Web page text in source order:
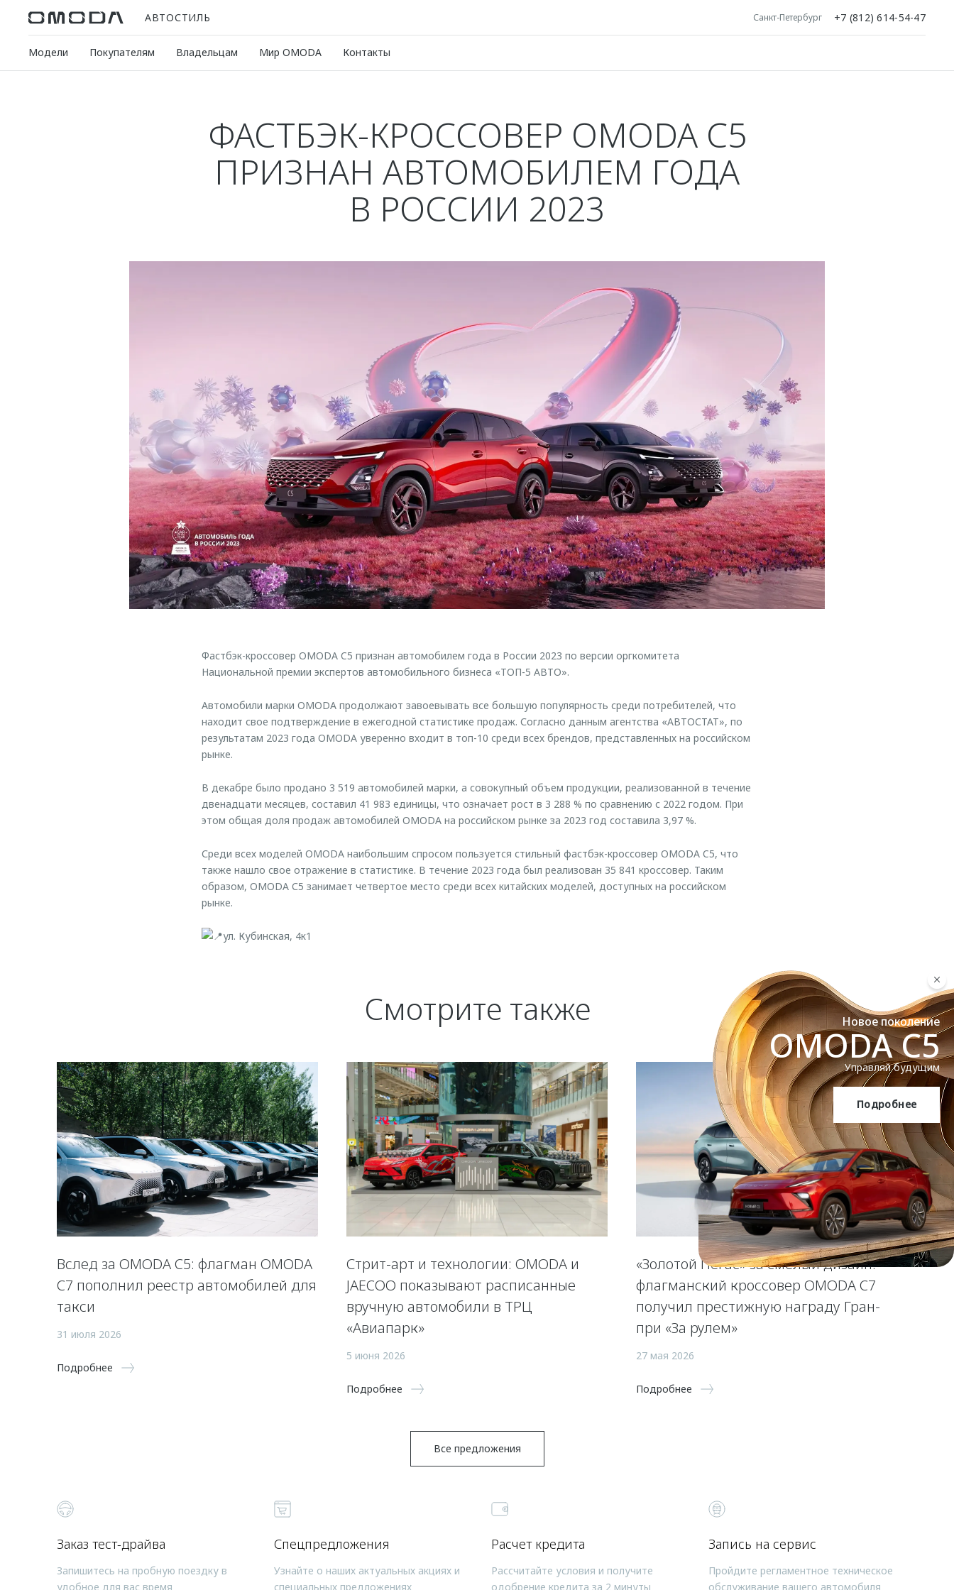
АВТОСТИЛЬ Санкт-Петербург +7 (812) 614-54-47
Модели Покупателям Владельцам Мир OMODA Контакты
OMODA C5
Новое поколение
OMODA C5
Управляй будущим
Подробнее
ФАСТБЭК-КРОССОВЕР OMODA C5
ПРИЗНАН АВТОМОБИЛЕМ ГОДА
В РОССИИ 2023
Фастбэк-кроссовер OMODA C5 признан автомобилем года в России 2023 по версии оргкомитета
Национальной премии экспертов автомобильного бизнеса «ТОП-5 АВТО».
Автомобили марки OMODA продолжают завоевывать все большую популярность среди потребителей, что
находит свое подтверждение в ежегодной статистике продаж. Согласно данным агентства «АВТОСТАТ», по
результатам 2023 года OMODA уверенно входит в топ-10 среди всех брендов, представленных на российском
рынке.
В декабре было продано 3 519 автомобилей марки, а совокупный объем продукции, реализованной в течение
двенадцати месяцев, составил 41 983 единицы, что означает рост в 3 288 % по сравнению с 2022 годом. При
этом общая доля продаж автомобилей OMODA на российском рынке за 2023 год составила 3,97 %.
Среди всех моделей OMODA наибольшим спросом пользуется стильный фастбэк-кроссовер OMODA C5, что
также нашло свое отражение в статистике. В течение 2023 года был реализован 35 841 кроссовер. Таким
образом, OMODA С5 занимает четвертое место среди всех китайских моделей, доступных на российском
рынке.
ул. Кубинская, 4к1
Смотрите также
Вслед за OMODA C5: флагман OMODA
C7 пополнил реестр автомобилей для
такси
31 июля 2026
Подробнее
Стрит-арт и технологии: OMODA и
JAECOO показывают расписанные
вручную автомобили в ТРЦ
«Авиапарк»
5 июня 2026
Подробнее
«Золотой Пегас» за смелый дизайн:
флагманский кроссовер OMODA C7
получил престижную награду Гран-
при «За рулем»
27 мая 2026
Подробнее
Все предложения
Заказ тест-драйва
Запишитесь на пробную поездку в
удобное для вас время
Спецпредложения
Узнайте о наших актуальных акциях и
специальных предложениях
Расчет кредита
Рассчитайте условия и получите
одобрение кредита за 2 минуты
Запись на сервис
Пройдите регламентное техническое
обслуживание вашего автомобиля